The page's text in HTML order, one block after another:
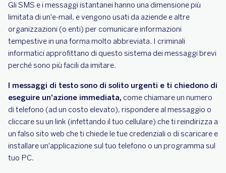
Gli SMS e i messaggi istantanei hanno una dimensione più
limitata di un'e-mail, e vengono usati da aziende e altre
organizzazioni (o enti) per comunicare informazioni
tempestive in una forma molto abbreviata. I criminali
informatici approfittano di questo sistema dei messaggi brevi
perché sono più facili da imitare.
I messaggi di testo sono di solito urgenti e ti chiedono di
eseguire un'azione immediata, come chiamare un numero
di telefono (ad un costo elevato), rispondere al messaggio o
cliccare su un link (infettando il tuo cellulare) che ti reindirizza a
un falso sito web che ti chiede le tue credenziali o di scaricare e
installare un'applicazione sul tuo telefono o un programma sul
tuo PC.